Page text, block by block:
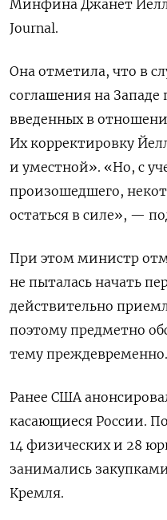
Минфина Джанет
Journal.
Она отметила, что в
соглашения на Западе
введенных в
Их корректировку
и уместной». «Но, с
произошедшего,
остаться в силе», —
При этом министр
не пыталась начать
действительно
поэтому предметно
тему преждевременно.
Ранее США
касающиеся России.
14 физических и 28
занимались
Кремля.